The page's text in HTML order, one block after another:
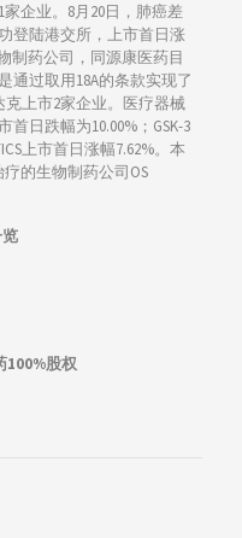
企业。8月20日，肺癌差
登陆港交所，上市首日涨
制药公司，同源康医药目
通过取用18A的条款实现了
上市2家企业。医疗器械
日跌幅为10.00%；GSK-3
上市首日涨幅7.62%。本
的生物制药公司OS
100%股权